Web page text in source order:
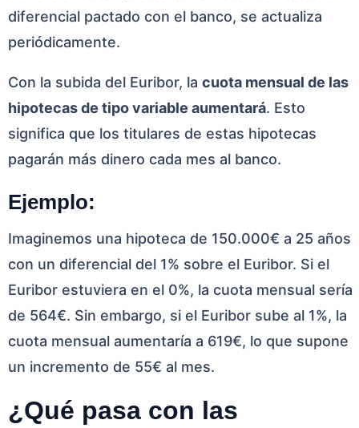
diferencial pactado con el banco, se actualiza
periódicamente.
Con la subida del Euribor, la cuota mensual de las
hipotecas de tipo variable aumentará. Esto
significa que los titulares de estas hipotecas
pagarán más dinero cada mes al banco.
Ejemplo:
Imaginemos una hipoteca de 150.000€ a 25 años
con un diferencial del 1% sobre el Euribor. Si el
Euribor estuviera en el 0%, la cuota mensual sería
de 564€. Sin embargo, si el Euribor sube al 1%, la
cuota mensual aumentaría a 619€, lo que supone
un incremento de 55€ al mes.
¿Qué pasa con las